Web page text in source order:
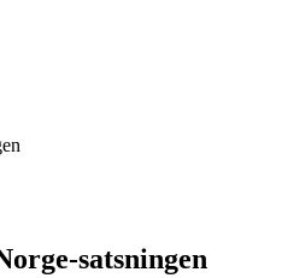
satsningen